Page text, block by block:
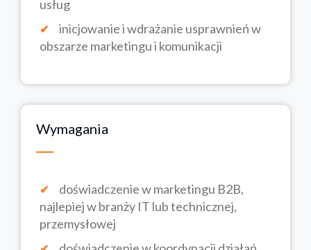
usług
inicjowanie i wdrażanie usprawnień w
obszarze marketingu i komunikacji
Wymagania
doświadczenie w marketingu B2B,
najlepiej w branży IT lub technicznej,
przemysłowej